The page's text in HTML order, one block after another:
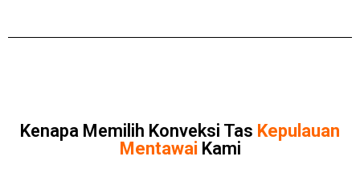
Kenapa Memilih Konveksi Tas Kepulauan
MentawaiKami